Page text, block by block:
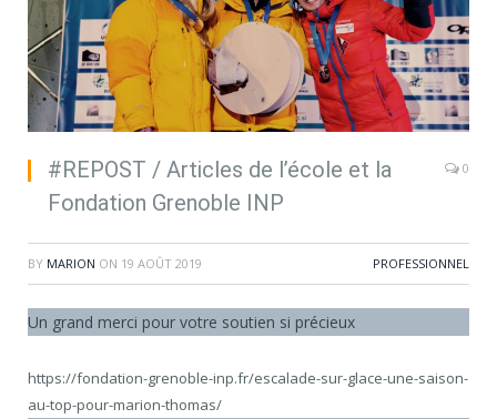
#REPOST / Articles de l’école et la
Fondation Grenoble INP
0
BY MARION ON 19 AOÛT 2019 PROFESSIONNEL
Un grand merci pour votre soutien si précieux
https://fondation-grenoble-inp.fr/escalade-sur-glace-une-saison-
au-top-pour-marion-thomas/